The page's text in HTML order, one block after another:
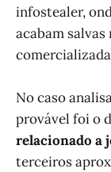
infostealer,
acabam
No caso
provável foi o
relacionado a
terceiros